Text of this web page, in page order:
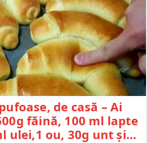
de casă – Ai
făină, 100 ml lapte
ulei,1 ou, 30g unt și…